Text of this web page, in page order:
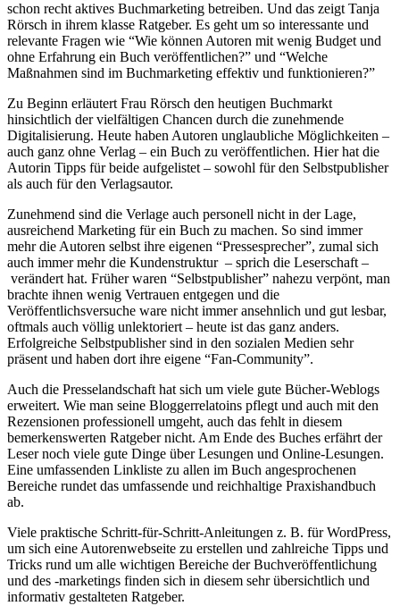
schon recht aktives Buchmarketing betreiben. Und das zeigt Tanja
Rörsch in ihrem klasse Ratgeber. Es geht um so interessante und
relevante Fragen wie “Wie können Autoren mit wenig Budget und
ohne Erfahrung ein Buch veröffentlichen?” und “Welche
Maßnahmen sind im Buchmarketing effektiv und funktionieren?”
Zu Beginn erläutert Frau Rörsch den heutigen Buchmarkt
hinsichtlich der vielfältigen Chancen durch die zunehmende
Digitalisierung. Heute haben Autoren unglaubliche Möglichkeiten –
auch ganz ohne Verlag – ein Buch zu veröffentlichen. Hier hat die
Autorin Tipps für beide aufgelistet – sowohl für den Selbstpublisher
als auch für den Verlagsautor.
Zunehmend sind die Verlage auch personell nicht in der Lage,
ausreichend Marketing für ein Buch zu machen. So sind immer
mehr die Autoren selbst ihre eigenen “Pressesprecher”, zumal sich
auch immer mehr die Kundenstruktur – sprich die Leserschaft –
verändert hat. Früher waren “Selbstpublisher” nahezu verpönt, man
brachte ihnen wenig Vertrauen entgegen und die
Veröffentlichsversuche ware nicht immer ansehnlich und gut lesbar,
oftmals auch völlig unlektoriert – heute ist das ganz anders.
Erfolgreiche Selbstpublisher sind in den sozialen Medien sehr
präsent und haben dort ihre eigene “Fan-Community”.
Auch die Presselandschaft hat sich um viele gute Bücher-Weblogs
erweitert. Wie man seine Bloggerrelatoins pflegt und auch mit den
Rezensionen professionell umgeht, auch das fehlt in diesem
bemerkenswerten Ratgeber nicht. Am Ende des Buches erfährt der
Leser noch viele gute Dinge über Lesungen und Online-Lesungen.
Eine umfassenden Linkliste zu allen im Buch angesprochenen
Bereiche rundet das umfassende und reichhaltige Praxishandbuch
ab.
Viele praktische Schritt-für-Schritt-Anleitungen z. B. für WordPress,
um sich eine Autorenwebseite zu erstellen und zahlreiche Tipps und
Tricks rund um alle wichtigen Bereiche der Buchveröffentlichung
und des -marketings finden sich in diesem sehr übersichtlich und
informativ gestalteten Ratgeber.